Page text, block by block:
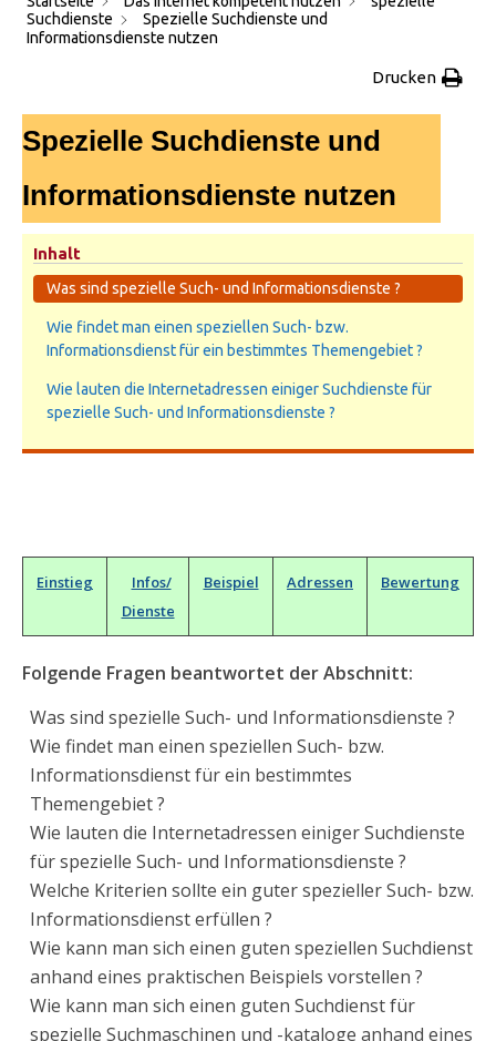
Suchdienste
Spezielle Suchdienste und
Informationsdienste nutzen
Drucken
Spezielle Suchdienste und
Informationsdienste nutzen
Inhalt
Was sind spezielle Such- und Informationsdienste ?
Wie findet man einen speziellen Such- bzw.
Informationsdienst für ein bestimmtes Themengebiet ?
Wie lauten die Internetadressen einiger Suchdienste für
spezielle Such- und Informationsdienste ?
Einstieg
Infos/
Dienste
Beispiel Adressen Bewertung
Folgende Fragen beantwortet der Abschnitt:
Was sind spezielle Such- und Informationsdienste ?
Wie findet man einen speziellen Such- bzw.
Informationsdienst für ein bestimmtes
Themengebiet ?
Wie lauten die Internetadressen einiger Suchdienste
für spezielle Such- und Informationsdienste ?
Welche Kriterien sollte ein guter spezieller Such- bzw.
Informationsdienst erfüllen ?
Wie kann man sich einen guten speziellen Suchdienst
anhand eines praktischen Beispiels vorstellen ?
Wie kann man sich einen guten Suchdienst für
spezielle Suchmaschinen und -kataloge anhand eines